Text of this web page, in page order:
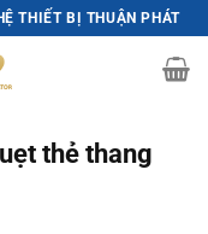
THIẾT BỊ THUẬN PHÁT
thẻ thang